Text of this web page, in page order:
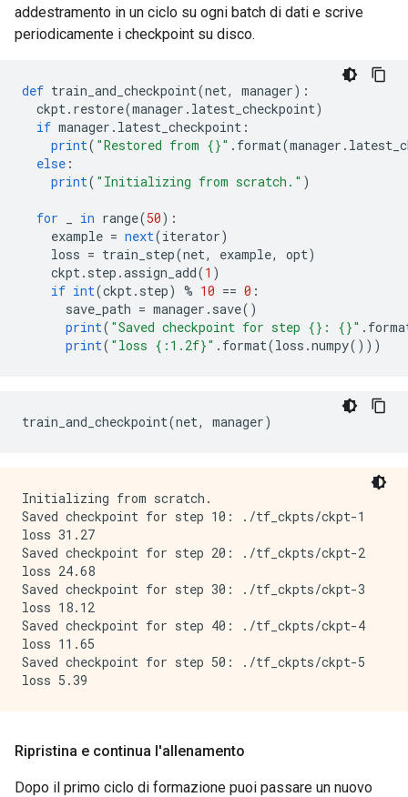
addestramento in un ciclo su ogni batch di dati e scrive
periodicamente i checkpoint su disco.
def train_and_checkpoint(net, manager):
ckpt. restore(manager . latest_checkpoint)
if manager . latest_checkpoint :
print( "Restored from {}" . format(manager .
else :
print( "Initializing from scratch." )
for in range(50):
example = next(iterator)
loss = train_step(net, example, opt)
ckpt. step .assign_add(1 )
if int(ckpt. step) % 10 == 0 :
save_path = manager . save()
print( "Saved checkpoint for step {}: {}" .
print( "loss {:1.2f}" . format(loss .numpy()))
train_and_checkpoint(net, manager)
Initializing from scratch.
Saved checkpoint for step 10: ./tf_ckpts/ckpt-1
loss 31.27
Saved checkpoint for step 20: ./tf_ckpts/ckpt-2
loss 24.68
Saved checkpoint for step 30: ./tf_ckpts/ckpt-3
loss 18.12
Saved checkpoint for step 40: ./tf_ckpts/ckpt-4
loss 11.65
Saved checkpoint for step 50: ./tf_ckpts/ckpt-5
Ripristina e continua l'allenamento
Dopo il primo ciclo di formazione puoi passare un nuovo